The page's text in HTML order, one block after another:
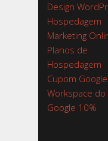
Design
Hospedagem
Marketing
Planos de
Hospedagem
Cupom Google
Workspace do
Google 10%